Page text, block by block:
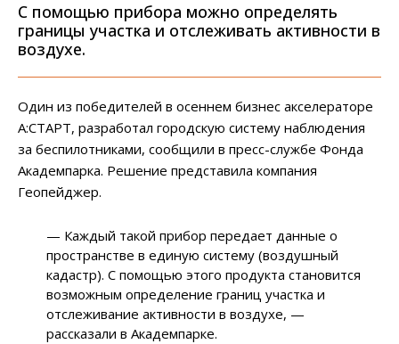
С помощью прибора можно определять
границы участка и отслеживать активности в
воздухе.
Один из победителей в осеннем бизнес акселераторе
А:СТАРТ, разработал городскую систему наблюдения
за беспилотниками, сообщили в пресс-службе Фонда
Академпарка. Решение представила компания
Геопейджер.
— Каждый такой прибор передает данные о
пространстве в единую систему (воздушный
кадастр). С помощью этого продукта становится
возможным определение границ участка и
отслеживание активности в воздухе, —
рассказали в Академпарке.